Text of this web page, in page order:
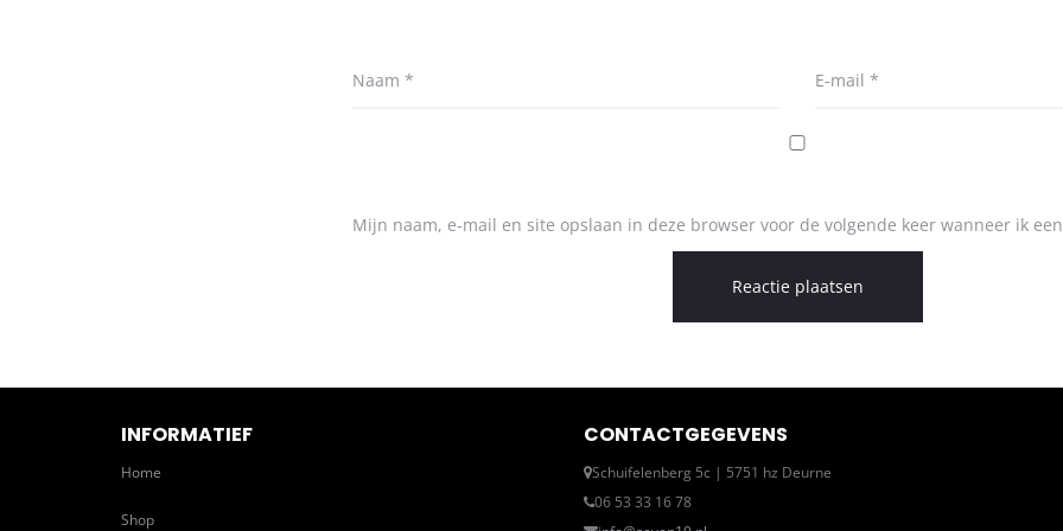
Naam * E-mail *
Mijn naam, e-mail en site opslaan in deze browser voor de volgende keer wanneer ik
INFORMATIEF
Home
Shop
CONTACTGEGEVENS
Schuifelenberg 5c | 5751 hz Deurne
06 53 33 16 78